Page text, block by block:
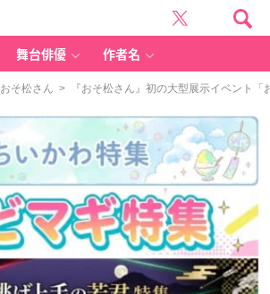
舞台俳優 作者名
おそ松さん > 『おそ松さん』初の大型展示イベント「